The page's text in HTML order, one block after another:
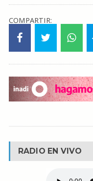
COMPARTIR:
RADIO EN VIVO